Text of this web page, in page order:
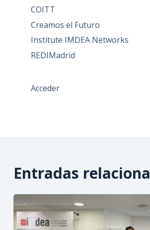
COITT
Creamos el Futuro
Institute IMDEA Networks
REDIMadrid
Acceder
Entradas